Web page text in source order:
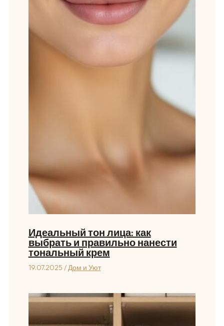
Идеальный тон лица: как
выбрать и правильно нанести
тональный крем
19.07.2025 /Дом и Уют